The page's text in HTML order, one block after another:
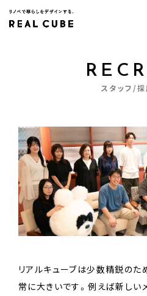
スタッフ/
リアルキューブは少数精鋭の
常に大きいです。例えば新しい